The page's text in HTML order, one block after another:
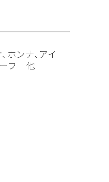
ホンナ、アイ
ーフ 他